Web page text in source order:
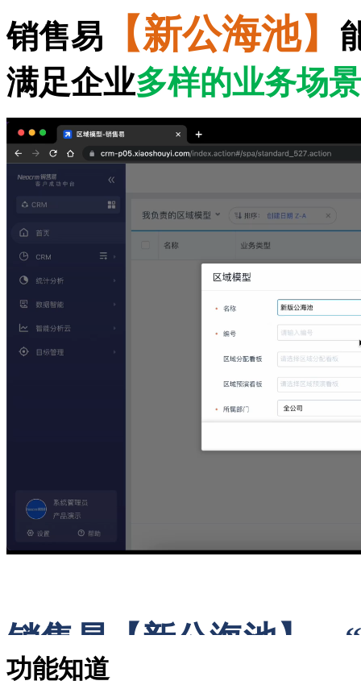
销售易 【新公海池】
满足企业多样的业务场景
销售易【新公海池】，
功能知道